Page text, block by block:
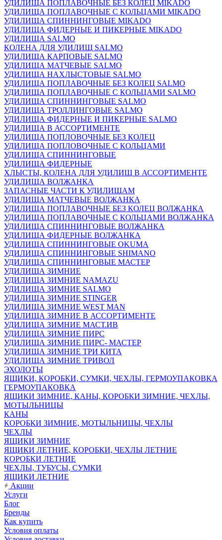
УДИЛИЩА ПОПЛАВОЧНЫЕ БЕЗ КОЛЕЦ MIKADO
УДИЛИЩА ПОПЛАВОЧНЫЕ С КОЛЬЦАМИ MIKADO
УДИЛИЩА СПИННИНГОВЫЕ MIKADO
УДИЛИЩА ФИДЕРНЫЕ И ПИКЕРНЫЕ MIKADO
УДИЛИЩА SALMO
КОЛЕНА ДЛЯ УДИЛИЩ SALMO
УДИЛИЩА КАРПОВЫЕ SALMO
УДИЛИЩА МАТЧЕВЫЕ SALMO
УДИЛИЩА НАХЛЫСТОВЫЕ SALMO
УДИЛИЩА ПОПЛАВОЧНЫЕ БЕЗ КОЛЕЦ SALMO
УДИЛИЩА ПОПЛАВОЧНЫЕ С КОЛЬЦАМИ SALMO
УДИЛИЩА СПИННИНГОВЫЕ SALMO
УДИЛИЩА ТРОЛЛИНГОВЫЕ SALMO
УДИЛИЩА ФИДЕРНЫЕ И ПИКЕРНЫЕ SALMO
УДИЛИЩА В АССОРТИМЕНТЕ
УДИЛИЩА ПОПЛОВОЧНЫЕ БЕЗ КОЛЕЦ
УДИЛИЩА ПОПЛОВОЧНЫЕ С КОЛЬЦАМИ
УДИЛИЩА СПИННИНГОВЫЕ
УДИЛИЩА ФИДЕРНЫЕ
ХЛЫСТЫ, КОЛЕНА ДЛЯ УДИЛИЩ В АССОРТИМЕНТЕ
УДИЛИЩА ВОЛЖАНКА
ЗАПАСНЫЕ ЧАСТИ К УДИЛИЩАМ
УДИЛИЩА МАТЧЕВЫЕ ВОЛЖАНКА
УДИЛИЩА ПОПЛАВОЧНЫЕ БЕЗ КОЛЕЦ ВОЛЖАНКА
УДИЛИЩА ПОПЛАВОЧНЫЕ С КОЛЬЦАМИ ВОЛЖАНКА
УДИЛИЩА СПИННИНГОВЫЕ ВОЛЖАНКА
УДИЛИЩА ФИДЕРНЫЕ ВОЛЖАНКА
УДИЛИЩА СПИННИНГОВЫЕ OKUMA
УДИЛИЩА СПИННИНГОВЫЕ SHIMANO
УДИЛИЩА СПИННИНГОВЫЕ МАСТЕР
УДИЛИЩА ЗИМНИЕ
УДИЛИЩА ЗИМНИЕ NAMAZU
УДИЛИЩА ЗИМНИЕ SALMO
УДИЛИЩА ЗИМНИЕ STINGER
УДИЛИЩА ЗИМНИЕ WEST MAN
УДИЛИЩА ЗИМНИЕ В АССОРТИМЕНТЕ
УДИЛИЩА ЗИМНИЕ МАСТ.ИВ
УДИЛИЩА ЗИМНИЕ ПИРС
УДИЛИЩА ЗИМНИЕ ПИРС- МАСТЕР
УДИЛИЩА ЗИМНИЕ ТРИ КИТА
УДИЛИЩА ЗИМНИЕ ТРИВОЛ
ЭХОЛОТЫ
ЯЩИКИ, КОРОБКИ, СУМКИ, ЧЕХЛЫ, ГЕРМОУПАКОВКА
ГЕРМОУПАКОВКА
ЯЩИКИ ЗИМНИЕ, КАНЫ, КОРОБКИ ЗИМНИЕ, ЧЕХЛЫ,
МОТЫЛЬНИЦЫ
КАНЫ
КОРОБКИ ЗИМНИЕ, МОТЫЛЬНИЦЫ, ЧЕХЛЫ
ЧЕХЛЫ
ЯЩИКИ ЗИМНИЕ
ЯЩИКИ ЛЕТНИЕ, КОРОБКИ, ЧЕХЛЫ ЛЕТНИЕ
КОРОБКИ ЛЕТНИЕ
ЧЕХЛЫ, ТУБУСЫ, СУМКИ
ЯЩИКИ ЛЕТНИЕ
Акции
Услуги
Блог
Бренды
Как купить
Условия оплаты